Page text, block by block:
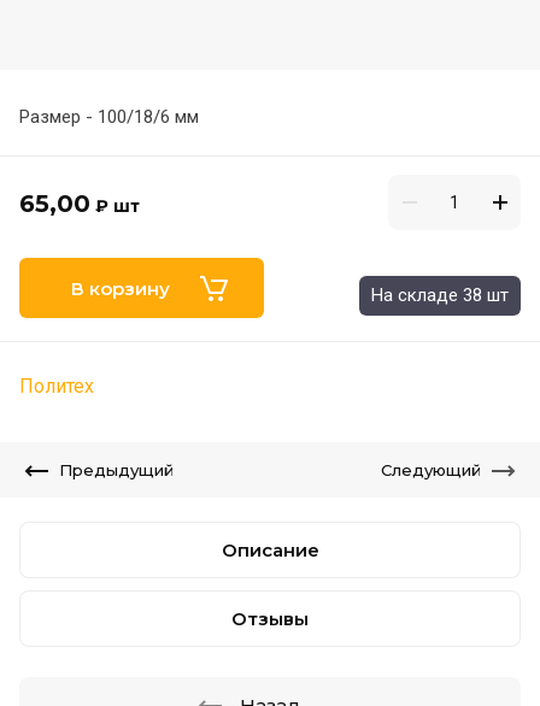
Размер - 100/18/6 мм
65,00 ₽ шт
В корзину На складе 38 шт
Политех
Предыдущий Следующий
Описание
Отзывы